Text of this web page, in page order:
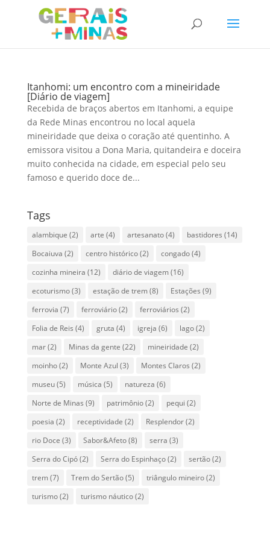
Itanhomi: um encontro com a mineiridade
[Diário de viagem]
Recebida de braços abertos em Itanhomi, a equipe
da Rede Minas encontrou no local aquela
mineiridade que deixa o coração até quentinho. A
emissora visitou a Dona Maria, quitandeira e doceira
muito conhecida na cidade, em especial pelo seu
famoso e querido doce de...
Tags
alambique (2) arte (4) artesanato(4) bastidores (14)
Bocaiuva (2) centro histórico(2) congado(4)
cozinha mineira (12) diário de viagem(16)
ecoturismo(3) estação de trem(8) Estações (9)
ferrovia (7) ferroviário(2) ferroviários (2)
Folia de Reis (4) gruta (4) igreja (6) lago(2)
mar(2) Minas da gente (22) mineiridade (2)
moinho(2) Monte Azul (3) Montes Claros (2)
museu(5) música (5) natureza (6)
Norte de Minas (9) patrimônio(2) pequi (2)
poesia (2) receptividade (2) Resplendor(2)
rio Doce (3) Sabor&Afeto(8) serra (3)
Serra do Cipó(2) Serra do Espinhaço(2) sertão(2)
trem(7) Trem do Sertão(5) triângulo mineiro(2)
turismo(2) turismo náutico(2)